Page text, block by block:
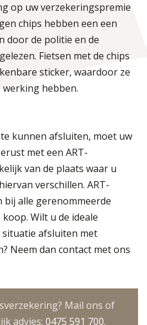
op uw verzekeringspremie
chips hebben een een
door de politie en de
Fietsen met de chips
sticker, waardoor ze
hebben.
kunnen afsluiten, moet uw
met een ART-
van de plaats waar u
verschillen. ART-
alle gerenommeerde
Wilt u de ideale
afsluiten met
Neem dan contact met ons
Mail ons of
advies: 0475 591 700.